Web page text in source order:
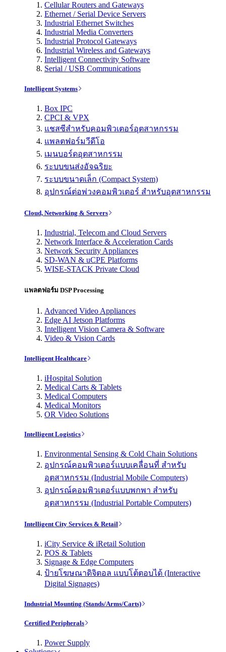
Cellular Routers and Gateways
Ethernet / Serial Device Servers
Industrial Ethernet Switches
Industrial Media Converters
Industrial Protocol Gateways
Industrial Wireless and Gateways
Intelligent Connectivity Software
Serial / USB Communications
Intelligent Systems
Box IPC
CPCI & VPX
แชสซีสำหรับคอมพิวเตอร์อุตสาหกรรม
แพลตฟอร์มวีดีโอ
เมนบอร์ดอุตสาหกรรม
ระบบขนส่งอัจฉริยะ
ระบบขนาดเล็ก (Compact System)
อุปกรณ์ต่อพ่วงคอมพิวเตอร์ สำหรับอุตสาหกรรม
Cloud, Networking & Servers
Industrial, Telecom and Cloud Servers
Network Interface & Acceleration Cards
Network Security Appliances
SD-WAN & uCPE Platforms
WISE-STACK Private Cloud
แพลตฟอร์ม DSP Processing
Advanced Video Appliances
Edge AI Jetson Platforms
Intelligent Vision Camera & Software
Video & Vision Cards
Intelligent Healthcare
iHospital Solution
Medical Carts & Tablets
Medical Computers
Medical Monitors
OR Video Solutions
Intelligent Logistics
Environmental Sensing & Cold Chain Solutions
อุปกรณ์คอมพิวเตอร์แบบเคลื่อนที่ สำหรับ
อุตสาหกรรม (Industrial Mobile Computers)
อุปกรณ์คอมพิวเตอร์แบบพกพา สำหรับ
อุตสาหกรรม (Industrial Portable Computers)
Intelligent City Services & Retail
iCity Service & iRetail Solution
POS & Tablets
Signage & Edge Computers
ป้ายโฆษณาดิจิตอล แบบโต้ตอบได้ (Interactive
Digital Signages)
Industrial Mounting (Stands/Arms/Carts)
Certified Peripherals
Power Supply